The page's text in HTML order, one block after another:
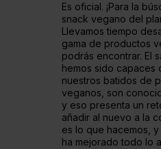
Es oficial. ¡Para la
snack vegano del
Llevamos tiempo
gama de productos
podrás encontrar. El
hemos sido capaces
nuestros batidos de
veganos, son
y eso presenta un
añadir al nuevo a la
es lo que hacemos, y
ha mejorado todo lo